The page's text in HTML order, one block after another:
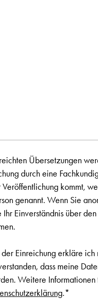
Übersetzungen
durch eine
Veröffentlichung kommt,
genannt. Wenn Sie
Ihr Einverständnis über
Einreichung erkläre ich
dass meine
Weitere Informationen
.*